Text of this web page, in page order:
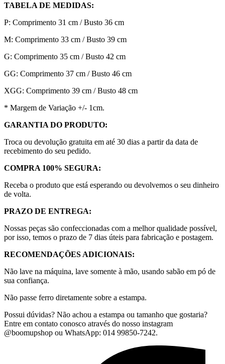
TABELA DE MEDIDAS:
P: Comprimento 31 cm / Busto 36 cm
M: Comprimento 33 cm / Busto 39 cm
G: Comprimento 35 cm / Busto 42 cm
GG: Comprimento 37 cm / Busto 46 cm
XGG: Comprimento 39 cm / Busto 48 cm
* Margem de Variação +/- 1cm.
GARANTIA DO PRODUTO:
Troca ou devolução gratuita em até 30 dias a partir da data de
recebimento do seu pedido.
COMPRA 100% SEGURA:
Receba o produto que está esperando ou devolvemos o seu dinheiro
de volta.
PRAZO DE ENTREGA:
Nossas peças são confeccionadas com a melhor qualidade possível,
por isso, temos o prazo de 7 dias úteis para fabricação e postagem.
RECOMENDAÇÕES ADICIONAIS:
Não lave na máquina, lave somente à mão, usando sabão em pó de
sua confiança.
Não passe ferro diretamente sobre a estampa.
Possui dúvidas? Não achou a estampa ou tamanho que gostaria?
Entre em contato conosco através do nosso instagram
@boomupshop ou WhatsApp: 014 99850-7242.